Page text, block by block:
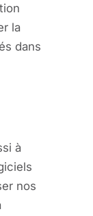
la
dans
à
nos